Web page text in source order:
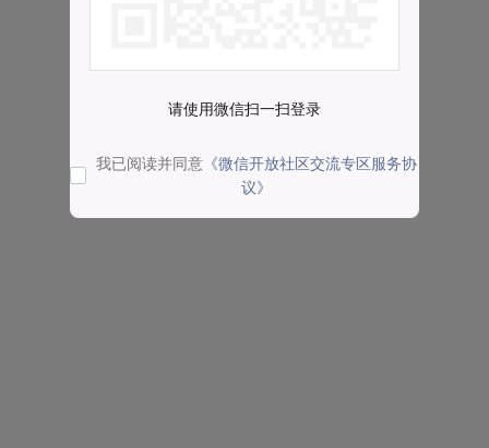
请使用微信扫一扫登录
我已阅读并同意 《微信开放社区交流专区服务协
议》